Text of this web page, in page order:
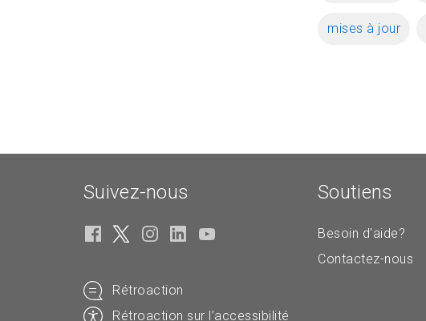
mises à jour
Suivez-nous
Rétroaction
Rétroaction sur l’accessibilité
Soutiens
Besoin d'aide?
Contactez-nous